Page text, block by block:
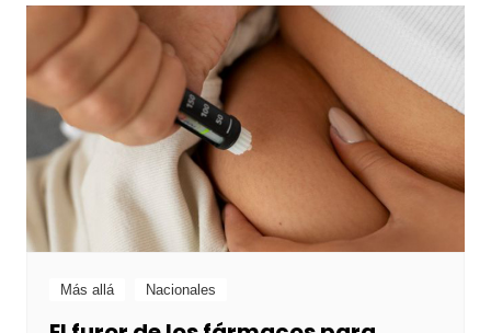
Más allá Nacionales